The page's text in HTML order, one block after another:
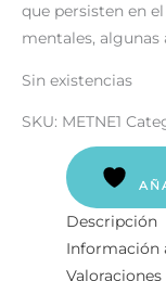
que persisten en
mentales, algunas
Sin existencias
SKU: METNE1
Descripción
Información
Valoraciones